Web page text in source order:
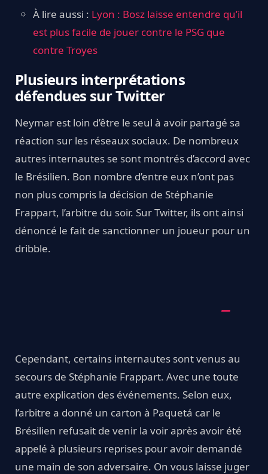
À lire aussi : Lyon : Bosz laisse entendre qu’il
est plus facile de jouer contre le PSG que
contre Troyes
Plusieurs interprétations
défendues sur Twitter
Neymar est loin d’être le seul à avoir partagé sa
réaction sur les réseaux sociaux. De nombreux
autres internautes se sont montrés d’accord avec
le Brésilien. Bon nombre d’entre eux n’ont pas
non plus compris la décision de Stéphanie
Frappart, l’arbitre du soir. Sur Twitter, ils ont ainsi
dénoncé le fait de sanctionner un joueur pour un
dribble.
Cependant, certains internautes sont venus au
secours de Stéphanie Frappart. Avec une toute
autre explication des événements. Selon eux,
l’arbitre a donné un carton à Paquetá car le
Brésilien refusait de venir la voir après avoir été
appelé à plusieurs reprises pour avoir demandé
une main de son adversaire. On vous laisse juger